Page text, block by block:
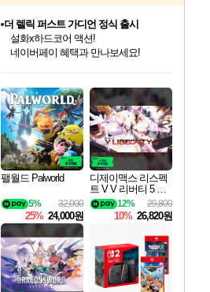
최대 90% 할인가를 만나보세요!
네이버혜택과 함께 만나보세요!
50%할인&추가 적립까지!
네이버 포인트 혜택까지!
이니&베니 혜택까지!
네이버 혜택가와 함께 예약하세요!
할인&네이버혜택으로 만나보세요!
더 렐릭 퍼스트 가디언 정식 출시
설화x하드코어 액션!
네이버페이 혜택과 만나보세요!
40주년 프로모션으로 만나보세요!
할인가에 만나보세요!
일부 에디션 상시 할인!
혜택으로 예약 판매 중
편안하게 충전하세요
팰월드 Palworld
32,000
5%
25% 24,000원
디제이맥스 리스펙
트 V V 리버티 5 팩
DJMAX RESPECT
V V Liberty 5 Pack D
29,800
12%
10% 26,820원